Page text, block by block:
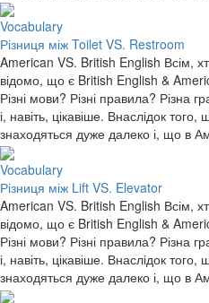
Vocabulary
Різниця між Toilet VS. Restroom
American VS. British English Всім,
відомо, що є British English &
Різні мови? Різні правила? Різна
і, навіть, цікавіше. Внаслідок
знаходяться дуже далеко і, що в
Vocabulary
Різниця між Lift VS. Elevator
American VS. British English Всім,
відомо, що є British English &
Різні мови? Різні правила? Різна
і, навіть, цікавіше. Внаслідок
знаходяться дуже далеко і, що в